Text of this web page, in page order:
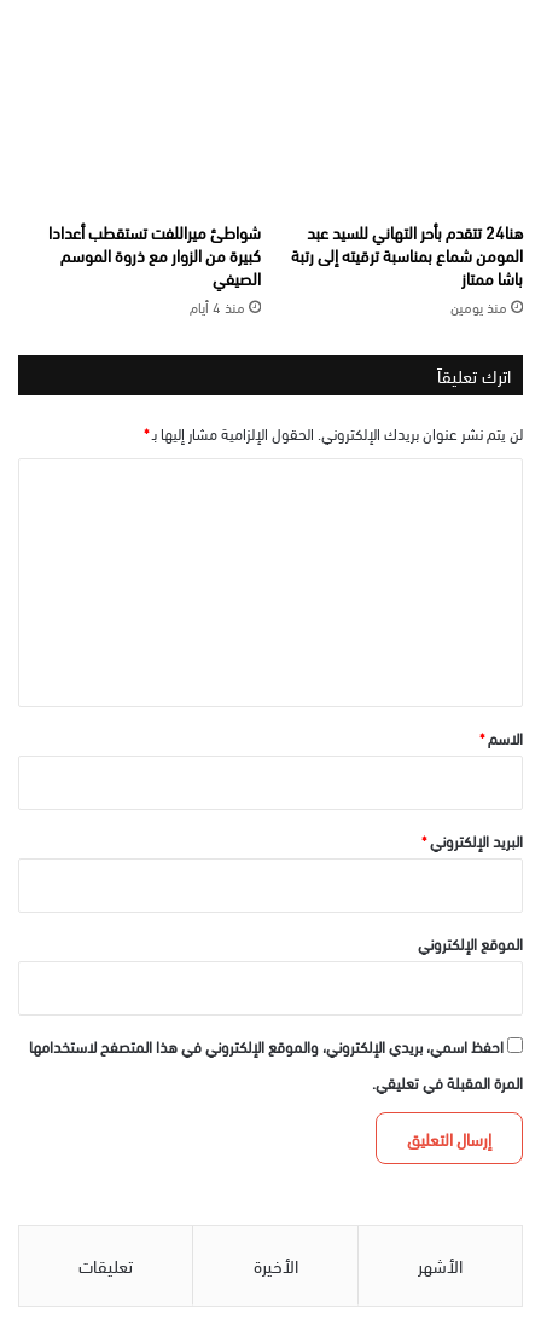
هنا24 تتقدم بأحر التهاني للسيد عبد
المومن شماع بمناسبة ترقيته إلى رتبة
باشا ممتاز
منذ يومين
شواطئ ميراللفت تستقطب أعدادا
كبيرة من الزوار مع ذروة الموسم
الصيفي
منذ 4 أيام
اترك تعليقاً
لن يتم نشر عنوان بريدك الإلكتروني. الحقول الإلزامية مشار إليها بـ*
*الاسم*
البريد الإلكتروني*
الموقع الإلكتروني
احفظ اسمي، بريدي الإلكتروني، والموقع الإلكتروني في هذا المتصفح لاستخدامها
المرة المقبلة في تعليقي.
الأشهر الأخيرة تعليقات